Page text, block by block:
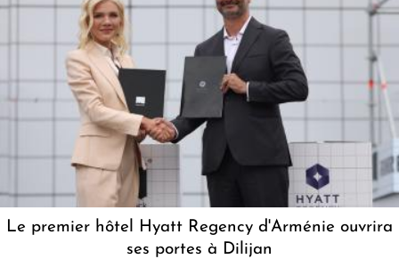
Le premier hôtel Hyatt Regency d'Arménie ouvrira
ses portes à Dilijan